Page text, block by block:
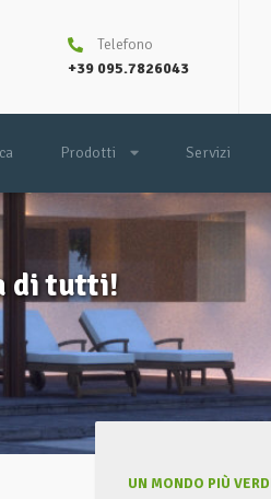
Telefono
+39 095.7826043
Prodotti Servizi
di tutti!
UN MONDO PIÙ